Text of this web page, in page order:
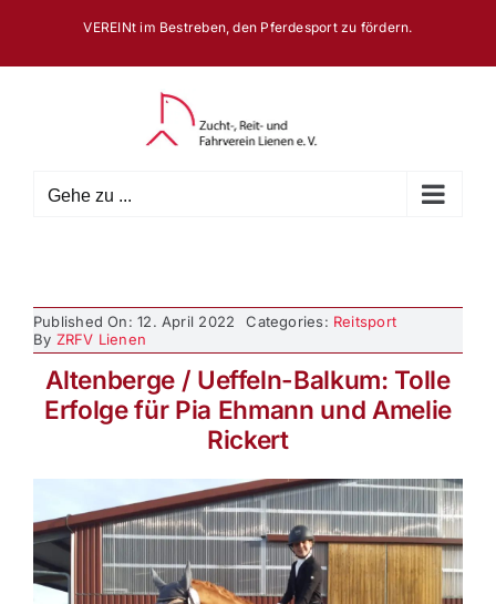
springen
VEREINt im Bestreben, den Pferdesport zu fördern.
Gehe zu ...
Published On: 12. April 2022 Categories: Reitsport
By ZRFV Lienen
Altenberge / Ueffeln-Balkum: Tolle
Erfolge für Pia Ehmann und Amelie
Rickert